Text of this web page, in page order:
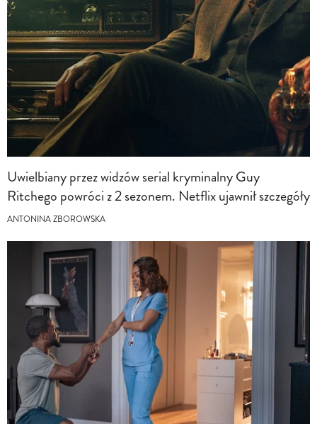
Uwielbiany przez widzów serial kryminalny Guy
Ritchego powróci z 2 sezonem. Netflix ujawnił szczegóły
ANTONINA ZBOROWSKA